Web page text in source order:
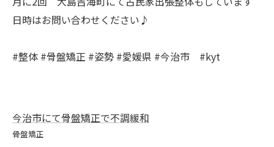
日時はお問い合わせください♪
#整体 #骨盤矯正 #姿勢 #愛媛県 #今治市 #kyt
今治市にて骨盤矯正で不調緩和
骨盤矯正